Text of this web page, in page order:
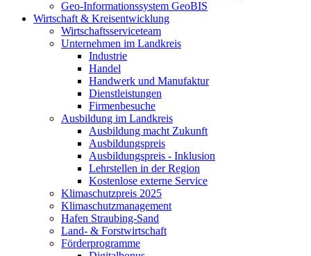
Geo-Informationssystem GeoBIS
Wirtschaft & Kreisentwicklung
Wirtschaftsserviceteam
Unternehmen im Landkreis
Industrie
Handel
Handwerk und Manufaktur
Dienstleistungen
Firmenbesuche
Ausbildung im Landkreis
Ausbildung macht Zukunft
Ausbildungspreis
Ausbildungspreis - Inklusion
Lehrstellen in der Region
Kostenlose externe Service
Klimaschutzpreis 2025
Klimaschutzmanagement
Hafen Straubing-Sand
Land- & Forstwirtschaft
Förderprogramme